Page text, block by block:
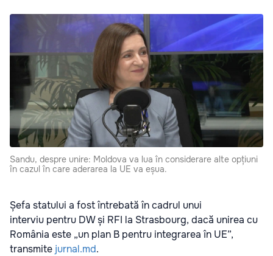
Sandu, despre unire: Moldova va lua în considerare alte opțiuni
în cazul în care aderarea la UE va eșua.
Șefa statului a fost întrebată în cadrul unui
interviu pentru DW și RFI la Strasbourg, dacă unirea cu
România este „un plan B pentru integrarea în UE”,
transmite jurnal.md.